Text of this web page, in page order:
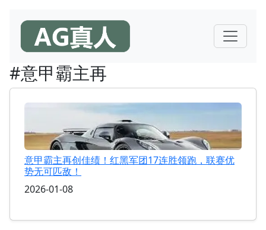
#意甲霸主再
意甲霸主再创佳绩！红黑军团17连胜领跑，联赛优
势无可匹敌！
2026-01-08